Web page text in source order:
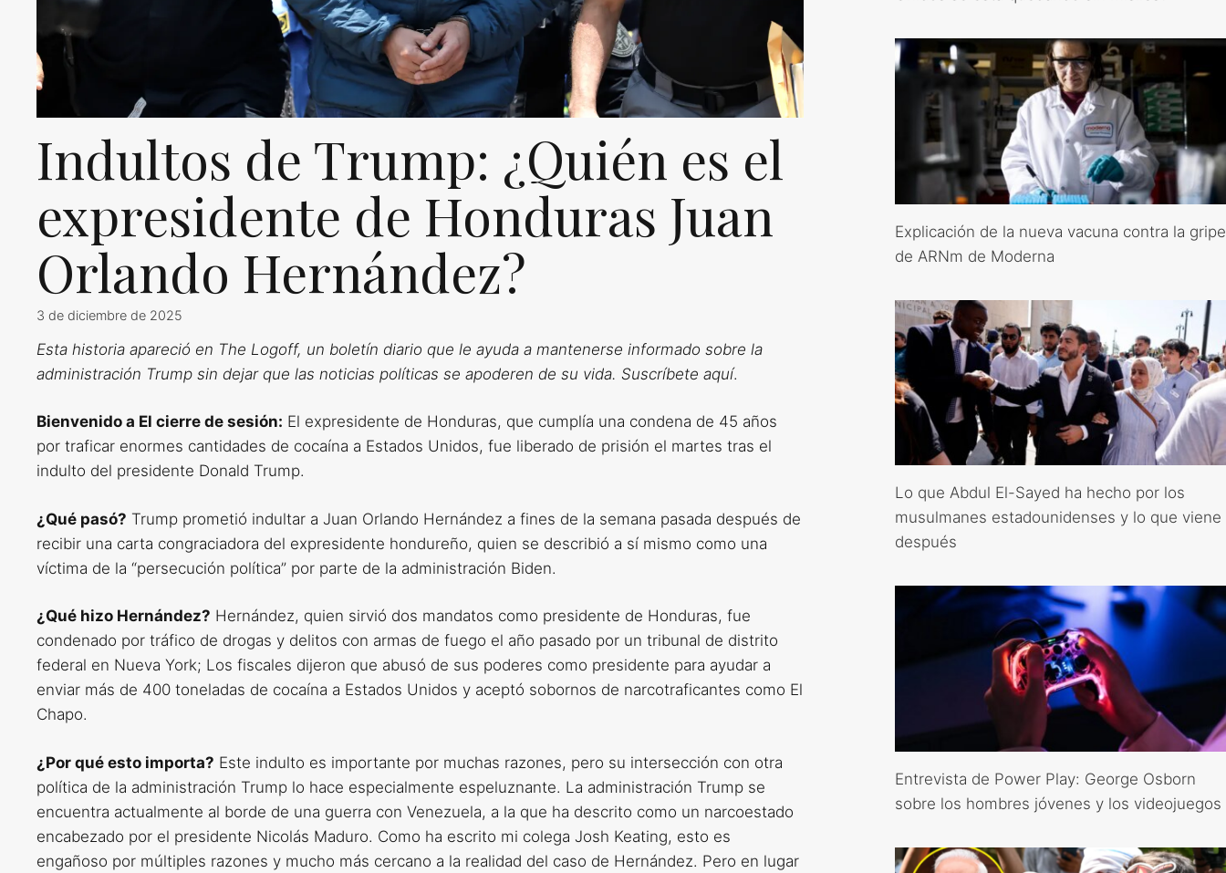
Indultos de Trump: ¿Quién es el
expresidente de Honduras Juan
Orlando Hernández?
3 de diciembre de 2025
Esta historia apareció en The Logoff, un boletín diario que le ayuda a mantenerse informado sobre la
administración Trump sin dejar que las noticias políticas se apoderen de su vida. Suscríbete aquí.
Bienvenido a El cierre de sesión: El expresidente de Honduras, que cumplía una condena de 45 años
por traficar enormes cantidades de cocaína a Estados Unidos, fue liberado de prisión el martes tras el
indulto del presidente Donald Trump.
¿Qué pasó? Trump prometió indultar a Juan Orlando Hernández a fines de la semana pasada después de
recibir una carta congraciadora del expresidente hondureño, quien se describió a sí mismo como una
víctima de la “persecución política” por parte de la administración Biden.
¿Qué hizo Hernández? Hernández, quien sirvió dos mandatos como presidente de Honduras, fue
condenado por tráfico de drogas y delitos con armas de fuego el año pasado por un tribunal de distrito
federal en Nueva York; Los fiscales dijeron que abusó de sus poderes como presidente para ayudar a
enviar más de 400 toneladas de cocaína a Estados Unidos y aceptó sobornos de narcotraficantes como El
Chapo.
¿Por qué esto importa? Este indulto es importante por muchas razones, pero su intersección con otra
política de la administración Trump lo hace especialmente espeluznante. La administración Trump se
encuentra actualmente al borde de una guerra con Venezuela, a la que ha descrito como un narcoestado
encabezado por el presidente Nicolás Maduro. Como ha escrito mi colega Josh Keating, esto es
engañoso por múltiples razones y mucho más cercano a la realidad del caso de Hernández. Pero en lugar
Explicación de la nueva vacuna contra la gripe
de ARNm de Moderna
Lo que Abdul El-Sayed ha hecho por los
musulmanes estadounidenses y lo que viene
después
Entrevista de Power Play: George Osborn
sobre los hombres jóvenes y los videojuegos